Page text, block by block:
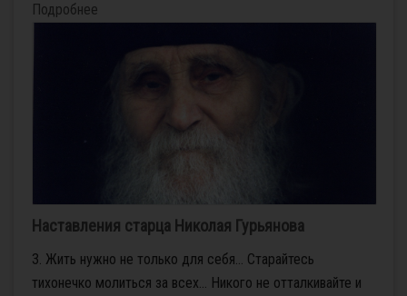
Подробнее
Наставления старца Николая Гурьянова
3. Жить нужно не только для себя… Старайтесь
тихонечко молиться за всех… Никого не отталкивайте и